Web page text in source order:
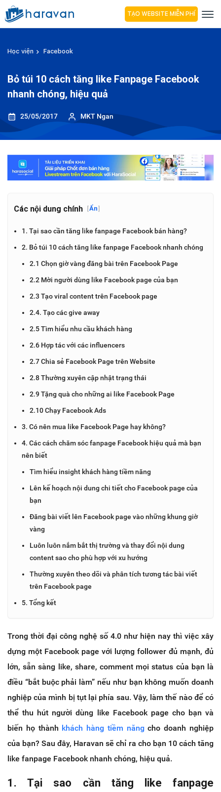
TẠO WEBSITE MIỄN PHÍ
Học viện Facebook
Bỏ túi 10 cách tăng like Fanpage Facebook
nhanh chóng, hiệu quả
25/05/2017 MKT Ngan
Các nội dung chính [Ẩn]
1. Tại sao cần tăng like fanpage Facebook bán hàng?
2. Bỏ túi 10 cách tăng like fanpage Facebook nhanh chóng
2.1 Chọn giờ vàng đăng bài trên Facebook Page
2.2 Mời người dùng like Facebook page của bạn
2.3 Tạo viral content trên Facebook page
2.4. Tạo các give away
2.5 Tìm hiểu nhu cầu khách hàng
2.6 Hợp tác với các influencers
2.7 Chia sẻ Facebook Page trên Website
2.8 Thường xuyên cập nhật trạng thái
2.9 Tặng quà cho những ai like Facebook Page
2.10 Chạy Facebook Ads
3. Có nên mua like Facebook Page hay không?
4. Các cách chăm sóc fanpage Facebook hiệu quả mà bạn
nên biết
Tìm hiểu insight khách hàng tiềm năng
Lên kế hoạch nội dung chi tiết cho Facebook page của
bạn
Đăng bài viết lên Facebook page vào những khung giờ
vàng
Luôn luôn nắm bắt thị trường và thay đổi nội dung
content sao cho phù hợp với xu hướng
Thường xuyên theo dõi và phân tích tương tác bài viết
trên Facebook page
5. Tổng kết
Trong thời đại công nghệ số 4.0 như hiện nay thì việc xây
dựng một Facebook page với lượng follower đủ mạnh, đủ
lớn, sẵn sàng like, share, comment mọi status của bạn là
điều “bắt buộc phải làm” nếu như bạn không muốn doanh
nghiệp của mình bị tụt lại phía sau. Vậy, làm thế nào để có
thể thu hút người dùng like Facebook page cho bạn và
biến họ thành khách hàng tiềm năng cho doanh nghiệp
của bạn? Sau đây, Haravan sẽ chỉ ra cho bạn 10 cách tăng
like fanpage Facebook nhanh chóng, hiệu quả.
1. Tại sao cần tăng like fanpage